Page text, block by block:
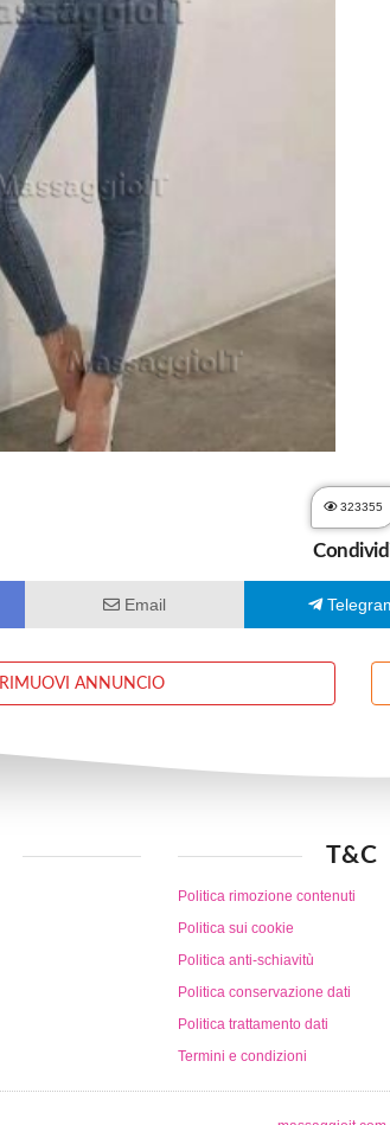
323355
Email
RIMUOVI ANNUNCIO
T&C
Politica rimozione contenuti
Politica sui cookie
Politica anti-schiavitù
Politica conservazione dati
Politica trattamento dati
Termini e condizioni